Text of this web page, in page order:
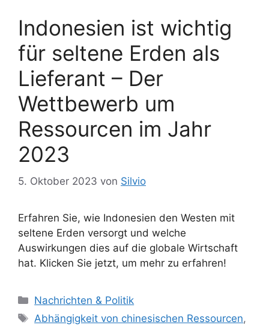
Indonesien ist wichtig
für seltene Erden als
Lieferant – Der
Wettbewerb um
Ressourcen im Jahr
2023
5. Oktober 2023 von Silvio
Erfahren Sie, wie Indonesien den Westen mit
seltene Erden versorgt und welche
Auswirkungen dies auf die globale Wirtschaft
hat. Klicken Sie jetzt, um mehr zu erfahren!
K
a
Nachrichten & Politik
S
Abhängigkeit von chinesischen Ressourcen,